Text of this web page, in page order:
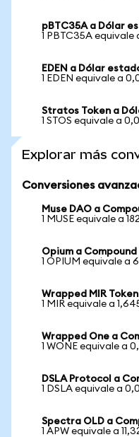
pBTC35A a Dólar
1 PBTC35A equivale
EDEN a Dólar
1 EDEN equivale a
Stratos Token a
1 STOS equivale a
Explorar más
Conversiones
Muse DAO a
1 MUSE equivale a
Opium a Compound
1 OPIUM equivale a
Wrapped MIR
1 MIR equivale a
Wrapped One a
1 WONE equivale a
DSLA Protocol a
1 DSLA equivale a
Spectra OLD a
1 APW equivale a